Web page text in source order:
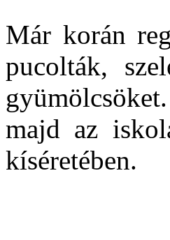
Már korán
pucolták,
majd az
kíséretében.